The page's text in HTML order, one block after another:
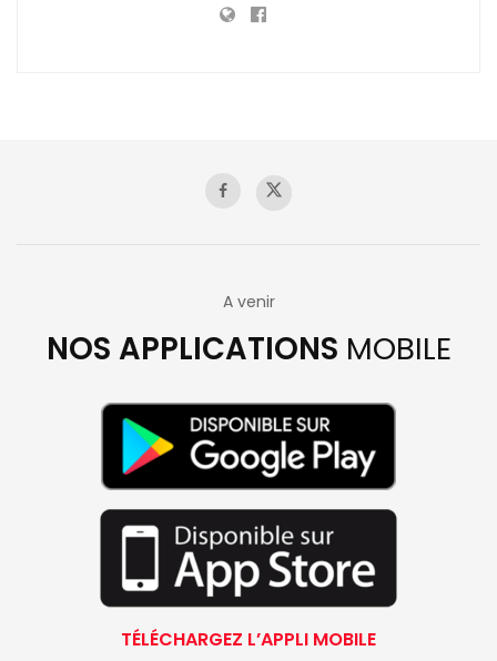
A venir
NOS APPLICATIONS MOBILE
TÉLÉCHARGEZ L’APPLI MOBILE